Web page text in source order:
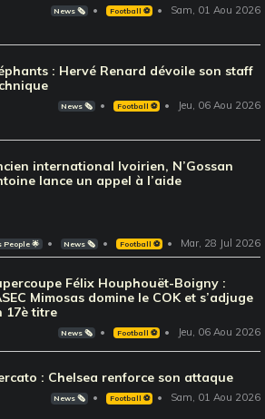
News 🗞️ Football ⚽️ Sam, 01 Aou 2026
: Hervé Renard dévoile son staff
News 🗞️ Football ⚽️ Jeu, 06 Aou 2026
international Ivoirien, N’Gossan
lance un appel à l’aide
People 🌟 News 🗞️ Football ⚽️ Mar, 28 Jul 2026
Félix Houphouët-Boigny :
Mimosas domine le COK et s’adjuge
17è titre
News 🗞️ Football ⚽️ Jeu, 06 Aou 2026
: Chelsea renforce son attaque
News 🗞️ Football ⚽️ Sam, 01 Aou 2026